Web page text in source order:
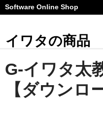
Software Online Shop
イワタの商品
ご利用ガイド
お問い合わせ
G-イワタ太
【ダウンロ